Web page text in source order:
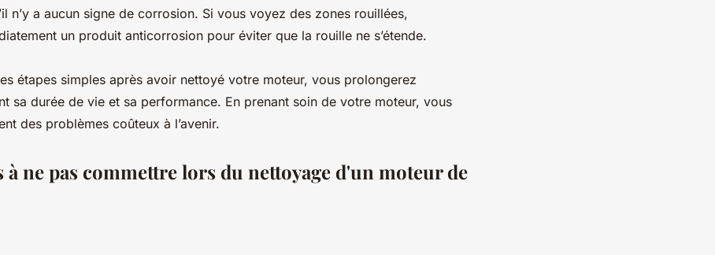
n’y a aucun signe de corrosion. Si vous voyez des zones rouillées,
un produit anticorrosion pour éviter que la rouille ne s’étende.
étapes simples après avoir nettoyé votre moteur, vous prolongerez
sa durée de vie et sa performance. En prenant soin de votre moteur, vous
des problèmes coûteux à l’avenir.
à ne pas commettre lors du nettoyage d'un moteur de